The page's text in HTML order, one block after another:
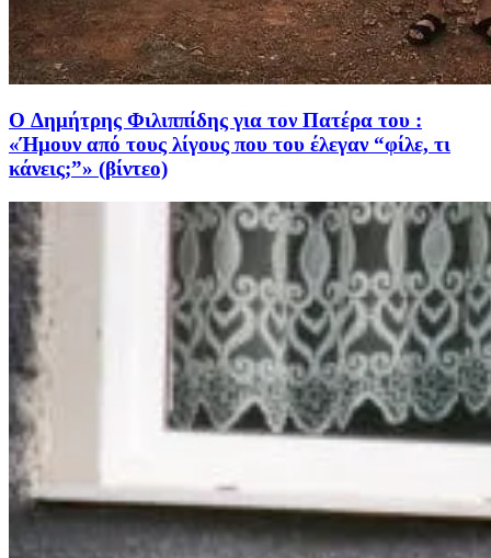
O Δημήτρης Φιλιππίδης για τον Πατέρα του :
«Ήμουν από τους λίγους που του έλεγαν “φίλε, τι
κάνεις;”» (βίντεο)